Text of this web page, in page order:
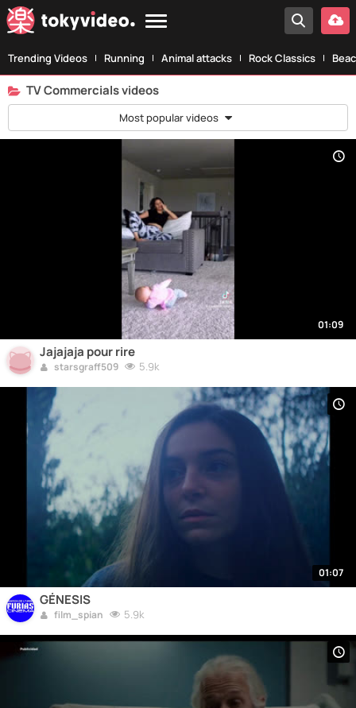
Trending Videos Running Animal attacks Rock Classics
TV Commercials videos
Most popular videos
01:09
Jajajaja pour rire
starsgraff509 5.9k
01:07
GÉNESIS
film_spian 5.9k